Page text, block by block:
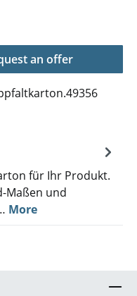
the desired
an offer
für Ihr Produkt.
Maßen und
More